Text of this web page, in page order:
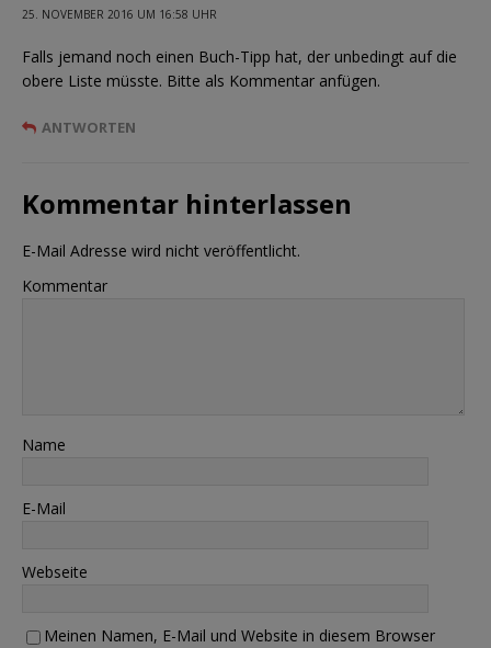
25. NOVEMBER 2016 UM 16:58 UHR
Falls jemand noch einen Buch-Tipp hat, der unbedingt auf die
obere Liste müsste. Bitte als Kommentar anfügen.
ANTWORTEN
Kommentar hinterlassen
E-Mail Adresse wird nicht veröffentlicht.
Kommentar
Name
E-Mail
Webseite
Meinen Namen, E-Mail und Website in diesem Browser